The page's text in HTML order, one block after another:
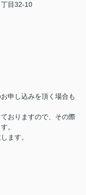
目32-10
申し込みを頂く場合も
おりますので、その際
。
ます。